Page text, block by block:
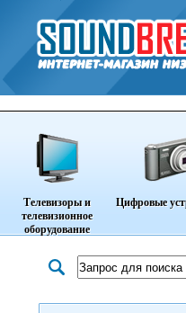
Телевизоры и
телевизионное
оборудование
Цифровые